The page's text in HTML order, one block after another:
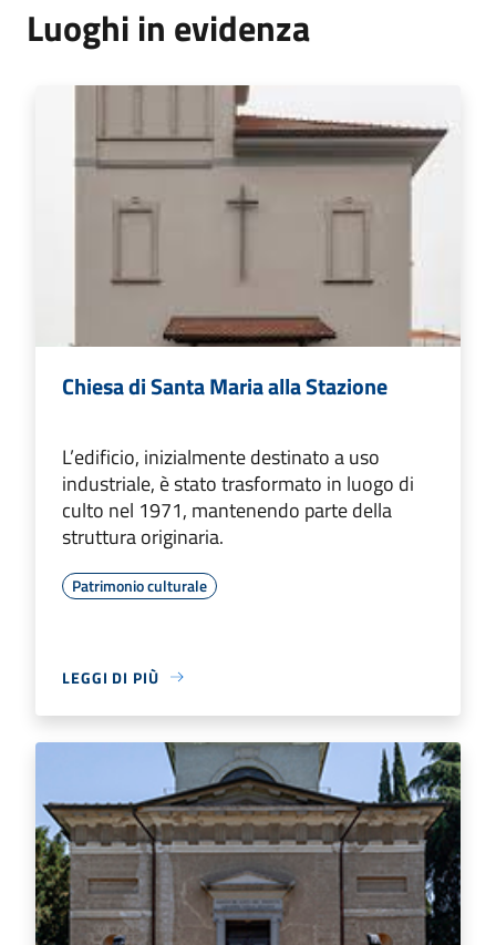
Luoghi in evidenza
Chiesa di Santa Maria alla Stazione
L’edificio, inizialmente destinato a uso
industriale, è stato trasformato in luogo di
culto nel 1971, mantenendo parte della
struttura originaria.
Patrimonio culturale
LEGGI DI PIÙ